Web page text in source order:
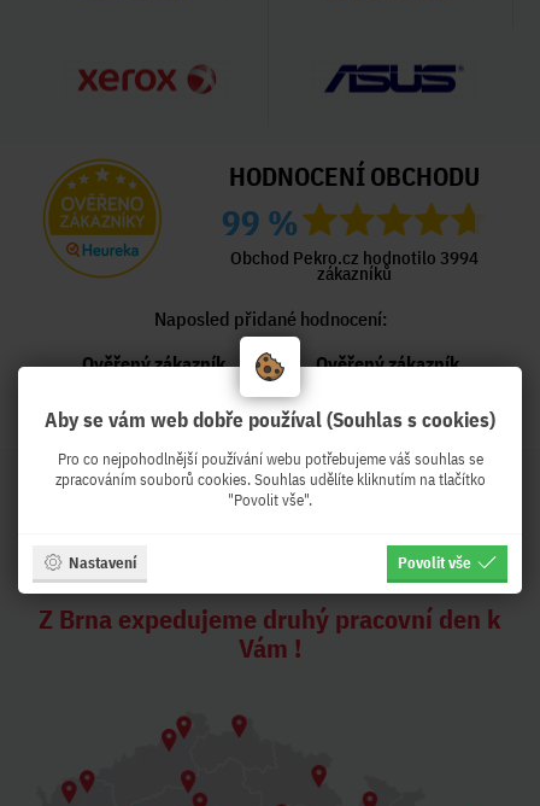
HODNOCENÍ OBCHODU
99 %
Obchod Pekro.cz hodnotilo 3994
zákazníků
Naposled přidané hodnocení:
Ověřený zákazník
Ověřený zákazník
PeKro - IT eshop, ale se
Z Brna expedujeme druhý pracovní den k
Vám !
Aby se vám web dobře používal (Souhlas s cookies)
Pro co nejpohodlnější používání webu potřebujeme váš souhlas se
zpracováním souborů cookies. Souhlas udělíte kliknutím na tlačítko
"Povolit vše".
Nastavení Povolit vše